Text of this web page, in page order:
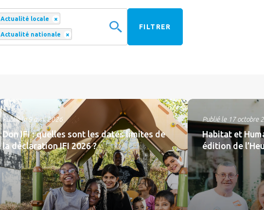
×
Actualité locale
×
Actualité nationale
Publié le 9 avril 2026
Don IFI : quelles sont les dates limites de
la déclaration IFI 2026 ?
Publié le 17 octobre
Habitat et
édition de